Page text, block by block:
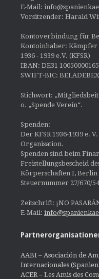
E-Mail:
Vorsitzender: Harald
Kontoverbindung für
Kontoinhaber: Kämpfer
1936 - 1939 e.V. (KFSR)
IBAN: DE31
SWIFT-BIC:
Stichwort:
o. „Spende Verein“.
Spenden:
Der KFSR 1936-1939 e.
Organisation.
Spenden sind beim
Freistellungsbescheid
Körperschaften I,
Steuernummer 27/670/
Zeitschrift: ¡NO
E-Mail:
AABI – Asociación de
Internacionales
ACER – Les Amis des